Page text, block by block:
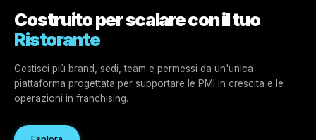
Opera in modo più intelligente
Usa dati, insights e automazione per prendere decisioni